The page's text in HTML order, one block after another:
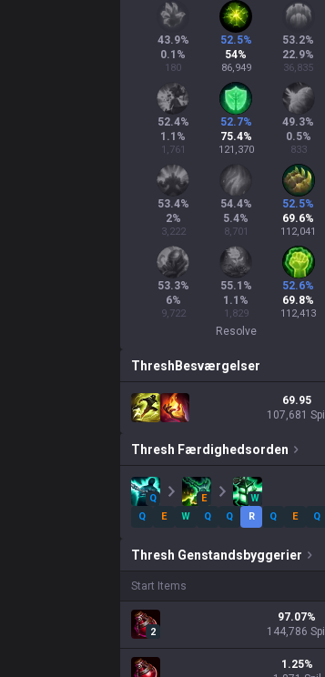
43.9%
0.1 %
180
52.5%
54%
86,949
53.2%
22.9%
36,835
52.4%
1.1 %
1,761
52.7%
75.4%
121,370
49.3%
0.5%
833
53.4%
2%
3,222
54.4%
5.4%
8,701
52.5%
69.6%
112,041
53.3%
6%
9,722
55.1 %
1.1 %
1,829
52.6%
69.8%
112,413
Resolve
Thresh Besværgelser
69.95
107,681 Spil
Thresh Færdighedsorden
Q E
W
Q
E W Q Q R Q E Q
Thresh Genstandsbyggerier
Start Items
2
97.07%
144,786 Spil
1.25%